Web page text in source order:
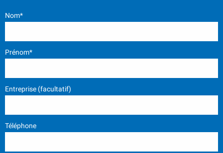
Nom*
Prénom*
Entreprise (facultatif)
Téléphone